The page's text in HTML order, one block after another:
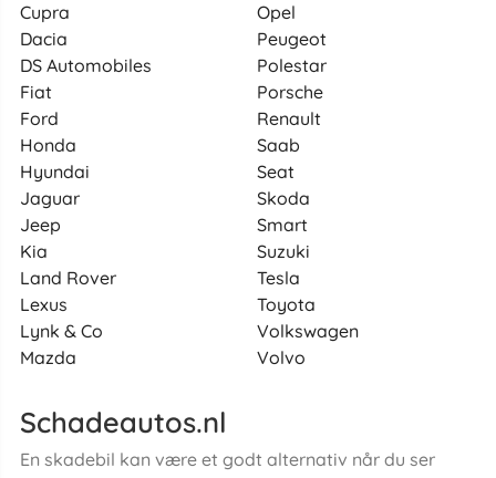
Cupra
Dacia
DS Automobiles
Fiat
Ford
Honda
Hyundai
Jaguar
Jeep
Kia
Land Rover
Lexus
Lynk & Co
Mazda
Opel
Peugeot
Polestar
Porsche
Renault
Saab
Seat
Skoda
Smart
Suzuki
Tesla
Toyota
Volkswagen
Volvo
Schadeautos.nl
En skadebil kan være et godt alternativ når du ser